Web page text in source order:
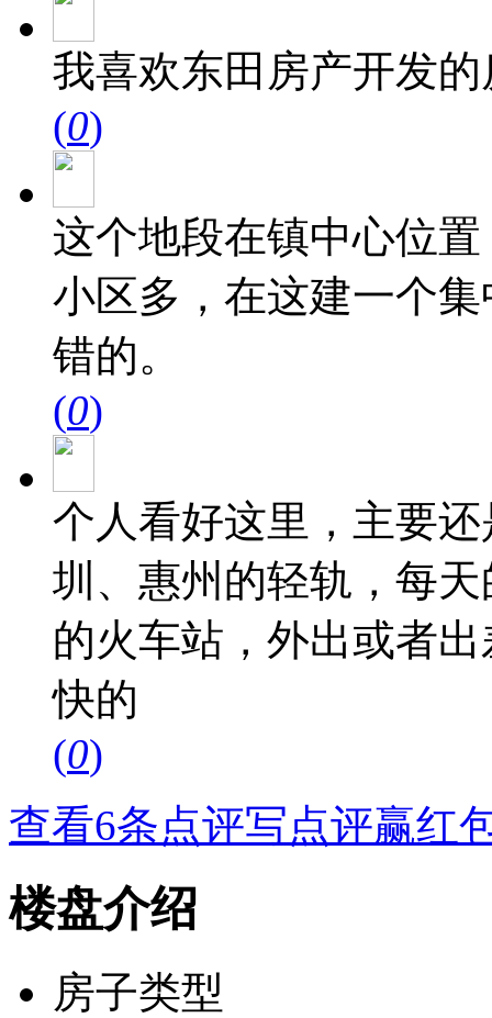
我喜欢东田房产开发
(0)
这个地段在镇中心位
小区多，在这建一个
错的。
(0)
个人看好这里，主要
圳、惠州的轻轨，每
的火车站，外出或者
快的
(0)
查看6条点评写点评赢红
楼盘介绍
房子类型